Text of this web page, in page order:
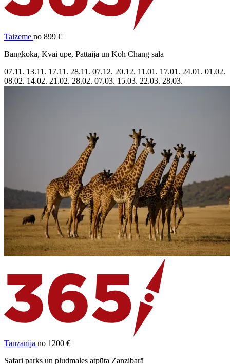
Taizeme no 899 €
Bangkoka, Kvai upe, Pattaija un Koh Chang sala
07.11. 13.11. 17.11. 28.11. 07.12. 20.12. 11.01. 17.01. 24.01. 01.02.
08.02. 14.02. 21.02. 28.02. 07.03. 15.03. 22.03. 28.03.
Tanzānija no 1200 €
Safari parks un pludmales atpūta Zanzibarā